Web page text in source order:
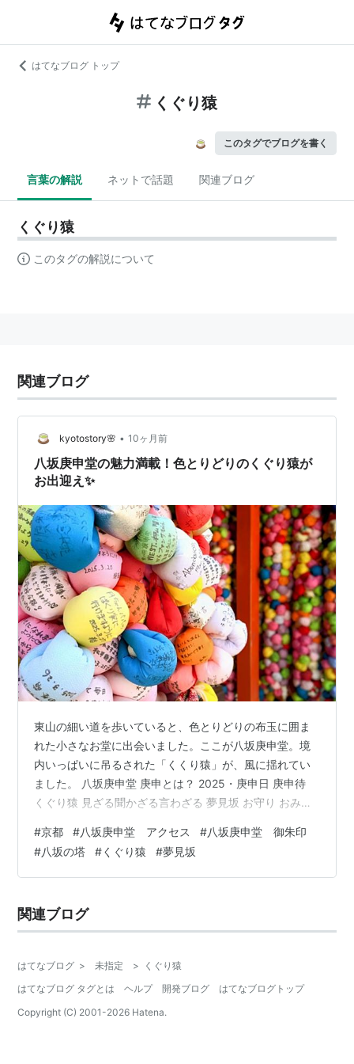
はてなブログ トップ
くぐり猿
このタグでブログを書く
言葉の解説 ネットで話題 関連ブログ
くぐり猿
このタグの解説について
関連ブログ
kyotostory🌸 • 10ヶ月前
八坂庚申堂の魅力満載！色とりどりのくぐり猿が
お出迎え✨
東山の細い道を歩いていると、色とりどりの布玉に囲ま
れた小さなお堂に出会いました。ここが八坂庚申堂。境
内いっぱいに吊るされた「くくり猿」が、風に揺れてい
ました。 八坂庚申堂 庚申とは？ 2025・庚申日 庚申待
くぐり猿 見ざる聞かざる言わざる 夢見坂 お守り おみく
ス 【番外編①】八坂の塔（法観寺） 【番外編②】京八
坂プリン 八坂庚申堂 大黒山金剛寺庚申堂（八坂庚申堂）
✅大阪四天王寺庚申堂、東京入谷庚申堂（現存せず？）
きしょ） 🔹ご本尊：青面金剛（元々は秦氏の守り本尊）
🔹ご利益：病…
#京都 #八坂庚申堂 アクセス #八坂庚申堂 御朱印
#八坂の塔 #くぐり猿 #夢見坂
関連ブログ
はてなブログ > 未指定 >
くぐり猿
はてなブログ タグとは
ヘルプ 開発ブログ
はてなブログトップ
Copyright (C) 2001-2026 Hatena.